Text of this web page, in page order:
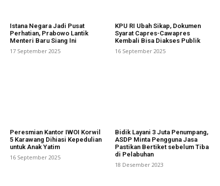
Istana Negara Jadi Pusat
Perhatian, Prabowo Lantik
Menteri Baru Siang Ini
17 September 2025
KPU RI Ubah Sikap, Dokumen
Syarat Capres-Cawapres
Kembali Bisa Diakses Publik
16 September 2025
Peresmian Kantor IWOI Korwil
5 Karawang Dihiasi Kepedulian
untuk Anak Yatim
16 September 2025
Bidik Layani 3 Juta Penumpang,
ASDP Minta Pengguna Jasa
Pastikan Bertiket sebelum Tiba
di Pelabuhan
18 Desember 2023